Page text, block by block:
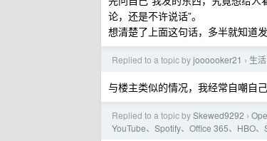
论，还是不许说话”。
想清楚了上面这句话，多半就知道发
Replied to a topic byjoooooker21 › 生活
与楼主类似的情况，我经常自嘲自
Replied to a topic bySkewed9292 ›
YouTube、Spotify、Office 365、HBO